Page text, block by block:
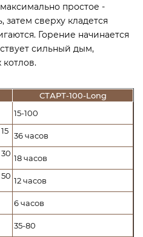
простое -
затем сверху кладется
Горение начинается
сильный дым,
котлов.
СТАРТ-100-Long
15-100
36 часов
18 часов
12 часов
6 часов
35-80